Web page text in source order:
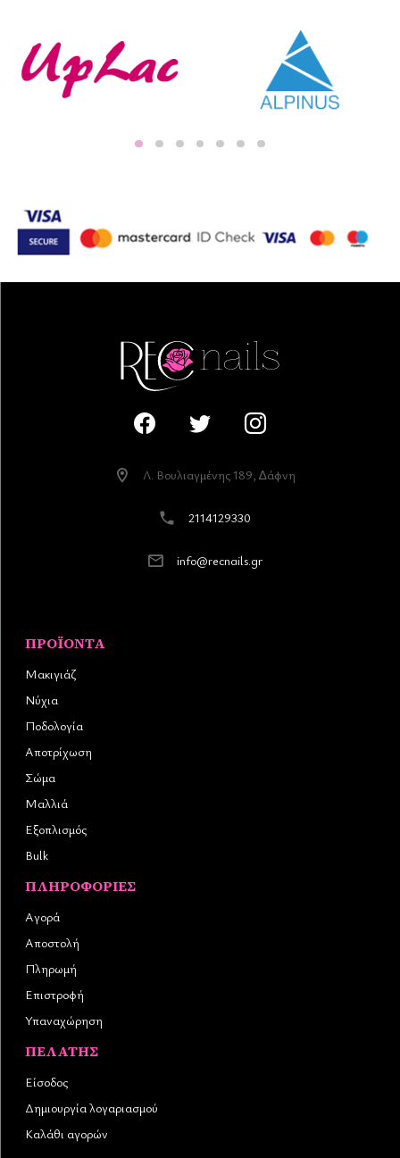
Λ. Βουλιαγµένης 189, ∆άφνη
2114129330
info@recnails.gr
ΠΡΟΪΌΝΤΑ
Μακιγιάζ
Νύχια
Ποδολογία
Αποτρίχωση
Σώμα
Μαλλιά
Εξοπλισμός
Bulk
ΠΛΗΡΟΦΟΡΊΕΣ
Αγορά
Αποστολή
Πληρωμή
Επιστροφή
Υπαναχώρηση
ΠΕΛΆΤΗΣ
Είσοδος
Δημιουργία λογαριασμού
Καλάθι αγορών